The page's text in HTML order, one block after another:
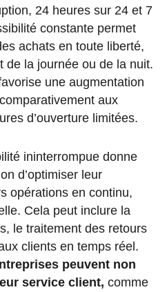
24 heures sur 24 et 7
constante permet
achats en toute liberté,
de la journée ou de la nuit.
une augmentation
aux
d’ouverture limitées.
ininterrompue donne
d’optimiser leur
opérations en continu,
Cela peut inclure la
le traitement des retours
clients en temps réel.
peuvent non
service client, comme